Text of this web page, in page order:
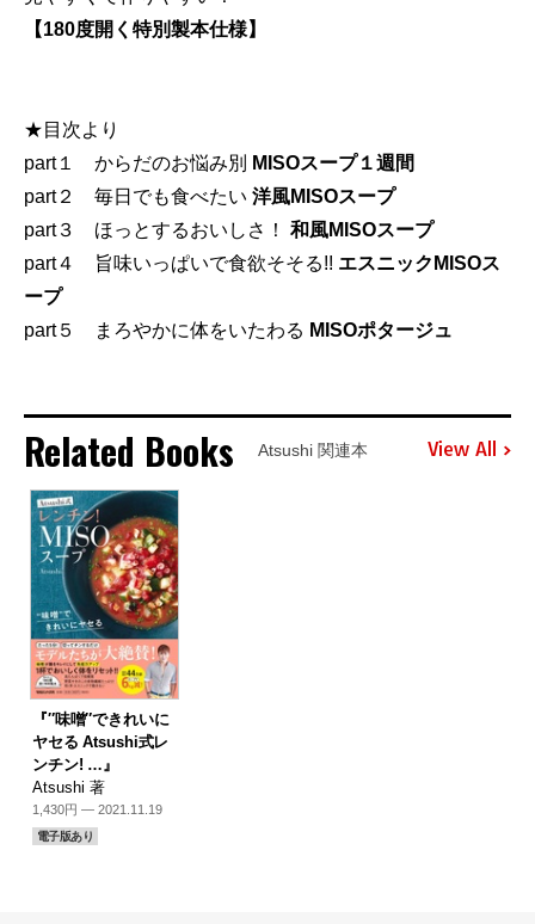
【180度開く特別製本仕様】
★目次より
part１ からだのお悩み別
MISOスープ１週間
part２ 毎日でも食べたい 洋風MISOスープ
part３ ほっとするおいしさ！ 和風MISOスープ
part４ 旨味いっぱいで食欲そそる!! エスニックMISOス
ープ
part５ まろやかに体をいたわる MISOポタージュ
Related Books Atsushi 関連本 View All
『″味噌″できれいに
ヤセる Atsushi式レ
ンチン! …』
Atsushi 著
1,430円 — 2021.11.19
電子版あり